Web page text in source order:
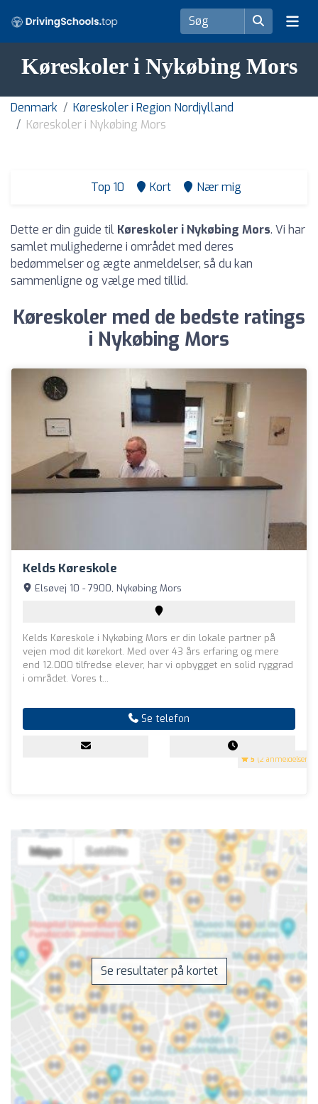
Køreskoler i Nykøbing Mors
Denmark
Køreskoler i Region Nordjylland
Køreskoler i Nykøbing Mors
Top 10 Kort Nær mig
Dette er din guide til Køreskoler i Nykøbing Mors. Vi har
samlet mulighederne i området med deres
bedømmelser og ægte anmeldelser, så du kan
sammenligne og vælge med tillid.
Køreskoler med de bedste ratings
i Nykøbing Mors
Kelds Køreskole
5 (2 anmeldelser)
Elsøvej 10 - 7900, Nykøbing Mors
Kelds Køreskole i Nykøbing Mors er din lokale partner på
vejen mod dit kørekort. Med over 43 års erfaring og mere
end 12.000 tilfredse elever, har vi opbygget en solid ryggrad
i området. Vores t...
Se telefon
Se resultater på kortet